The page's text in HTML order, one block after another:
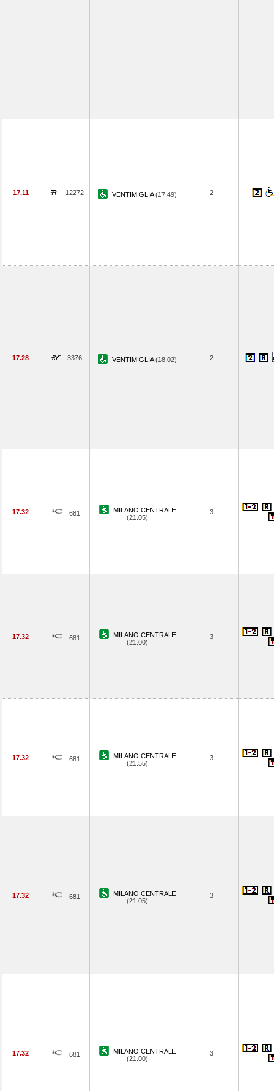
17.11 12272 VENTIMIGLIA(17.49) 2
17.28 3376 VENTIMIGLIA(18.02) 2
17.32 681
MILANO CENTRALE
(21.05)
3
17.32 681
MILANO CENTRALE
(21.00)
3
17.32 681
MILANO CENTRALE
(21.55)
3
17.32 681
MILANO CENTRALE
(21.05)
3
17.32 681
MILANO CENTRALE
(21.00)
3